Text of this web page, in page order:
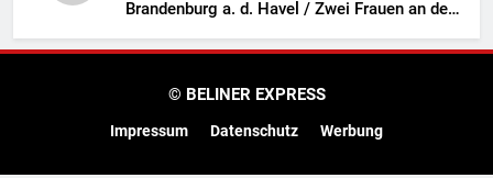
Brandenburg a. d. Havel / Zwei Frauen an der
Spitze des Ortsverbands
© BELINER EXPRESS
Impressum Datenschutz Werbung